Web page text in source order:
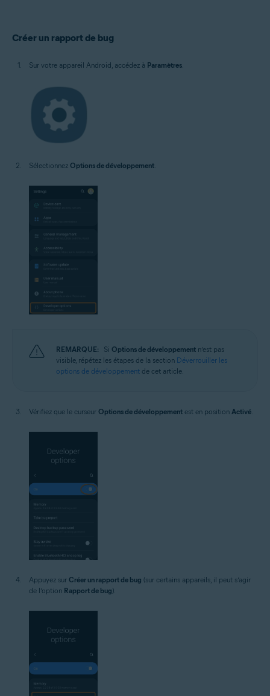
Créer un rapport de bug
Sur votre appareil Android, accédez à Paramètres
Sélectionnez Options de développement
REMARQUE: Si Options de développement n’est pas
visible, répétez les étapes de la section Déverrouiller les
options de développement de cet article.
Vérifiez que le curseur Options de développement est en position Activé
Appuyez sur Créer un rapport de bug (sur certains appareils, il peut s’agir
de l’option Rapport de bug).